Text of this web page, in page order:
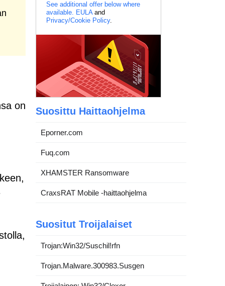
on
See additional offer below where
available. EULAand
Privacy/Cookie Policy.
Suosittu Haittaohjelma
Eporner.com
Fuq.com
XHAMSTER Ransomware
CraxsRAT Mobile -haittaohjelma
Suositut Troijalaiset
Trojan:Win32/Suschil!rfn
Trojan.Malware.300983.Susgen